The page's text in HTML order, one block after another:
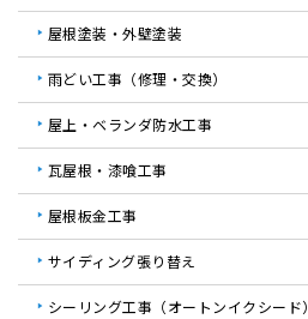
屋根塗装・外壁塗装
雨どい工事（修理・交換）
屋上・ベランダ防水工事
瓦屋根・漆喰工事
屋根板金工事
サイディング張り替え
シーリング工事（オートンイクシード）